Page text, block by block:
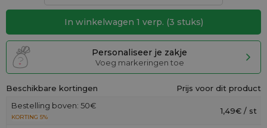
In winkelwagen 1 verp. (3 stuks)
Personaliseer je zakje
Voeg markeringen toe
Beschikbare kortingen
Prijs voor dit product
Bestelling boven: 50€
KORTING 5%
1,49€ / st